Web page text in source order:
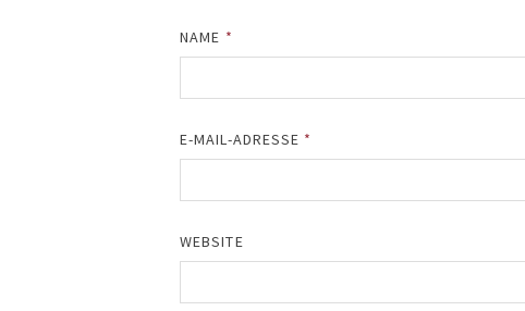
NAME *
E-MAIL-ADRESSE *
WEBSITE